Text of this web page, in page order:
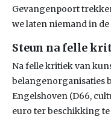
Gevangenpoort
we laten niemand in de
Steun na felle
Na felle kritiek van
belangenorganisaties
Engelshoven (D66,
euro ter beschikking